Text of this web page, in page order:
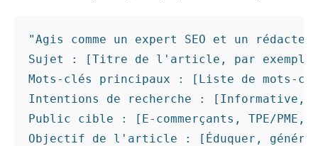
"Agis comme un expert SEO et un
Sujet : [Titre de l'article, par exemple :
Mots-clés principaux : [Liste de mots-
Intentions de recherche : [Informative,
Public cible : [E-commerçants, TPE/PME,
Objectif de l'article : [Éduquer,